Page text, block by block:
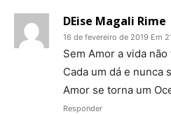
DEise Magali Rime
16 de fevereiro de 2019 Em
Sem Amor a vida
Cada um dá e nunca
Amor se torna um
Responder